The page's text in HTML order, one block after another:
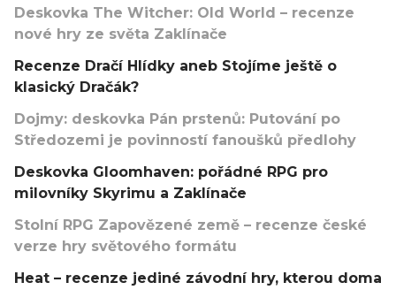
Deskovka The Witcher: Old World – recenze
nové hry ze světa Zaklínače
Recenze Dračí Hlídky aneb Stojíme ještě o
klasický Dračák?
Dojmy: deskovka Pán prstenů: Putování po
Středozemi je povinností fanoušků předlohy
Deskovka Gloomhaven: pořádné RPG pro
milovníky Skyrimu a Zaklínače
Stolní RPG Zapovězené země – recenze české
verze hry světového formátu
Heat – recenze jediné závodní hry, kterou doma